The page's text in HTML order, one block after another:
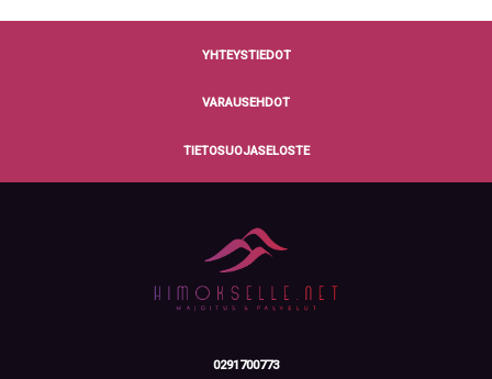
YHTEYSTIEDOT
VARAUSEHDOT
TIETOSUOJASELOSTE
0291700773